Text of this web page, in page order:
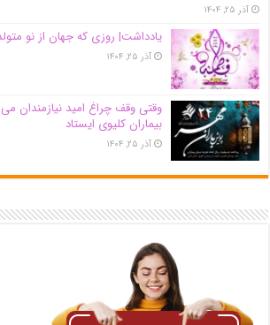
آذر ۲۵, ۱۴۰۴
یادداشت| روزی که جهان از نو
آذر ۲۵, ۱۴۰۴
وقتی وقف چراغ امید نیازمندان
بیماران کلیوی ایستاد
آذر ۲۵, ۱۴۰۴